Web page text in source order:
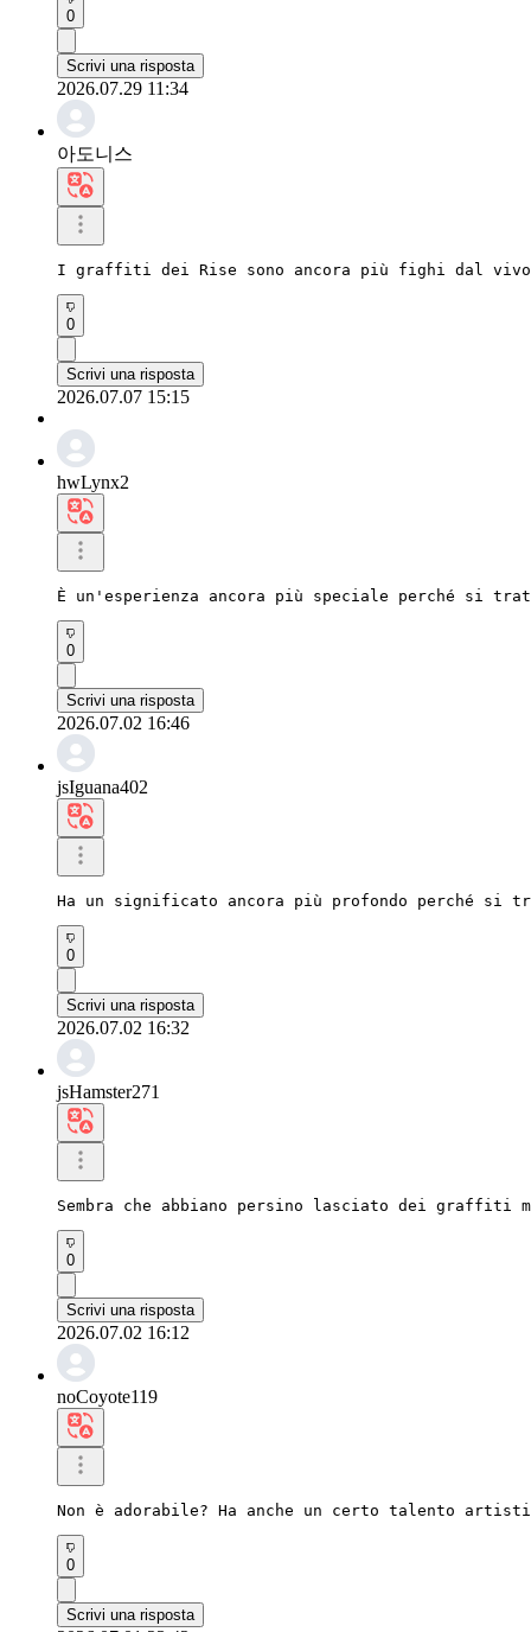
0
Scrivi una risposta
2026.07.29 11:34
아도니스
I graffiti dei Rise sono ancora più fighi dal vivo.
0
Scrivi una risposta
2026.07.07 15:15
hwLynx2
È un'esperienza ancora più speciale perché si
0
Scrivi una risposta
2026.07.02 16:46
jsIguana402
Ha un significato ancora più profondo perché
0
Scrivi una risposta
2026.07.02 16:32
jsHamster271
Sembra che abbiano persino lasciato dei graffiti
0
Scrivi una risposta
2026.07.02 16:12
noCoyote119
Non è adorabile? Ha anche un certo talento
0
Scrivi una risposta